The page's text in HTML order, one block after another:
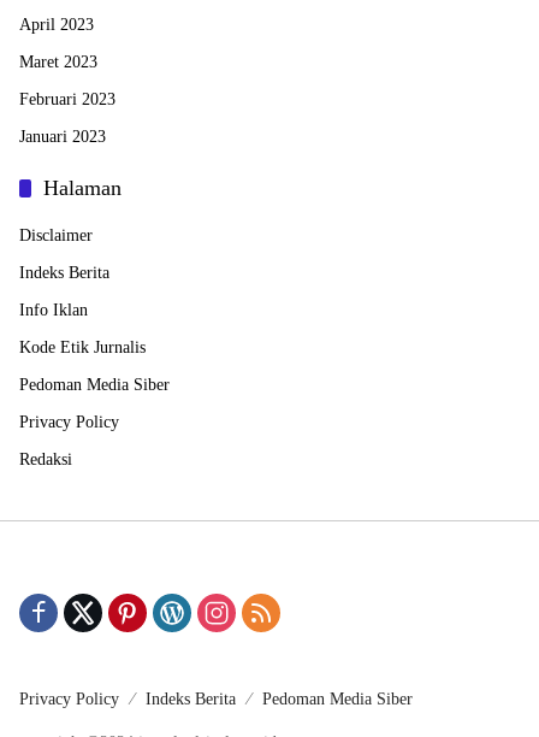
April 2023
Maret 2023
Februari 2023
Januari 2023
Halaman
Disclaimer
Indeks Berita
Info Iklan
Kode Etik Jurnalis
Pedoman Media Siber
Privacy Policy
Redaksi
Privacy Policy Indeks Berita Pedoman Media Siber